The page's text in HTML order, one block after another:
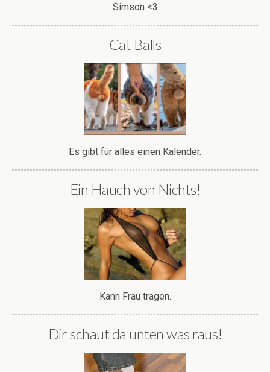
Simson <3
Cat Balls
Es gibt für alles einen Kalender.
Ein Hauch von Nichts!
Kann Frau tragen.
Dir schaut da unten was raus!